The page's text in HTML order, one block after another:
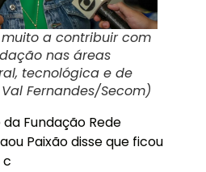
muito a contribuir com
nas áreas
tecnológica e de
Fernandes/Secom)
Fundação Rede
Paixão disse que ficou
c